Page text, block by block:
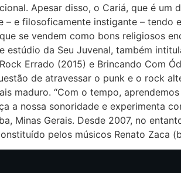
Apesar disso, o Cariá, que é um
– e filosoficamente instigante –
se vendem como bons religiosos
da Seu Juvenal, também
Errado (2015) e Brincando Com
de atravessar o punk e o rock
maduro. “Com o tempo,
a nossa sonoridade e experimenta
Minas Gerais. Desde 2007, no
pelos músicos Renato Zaca